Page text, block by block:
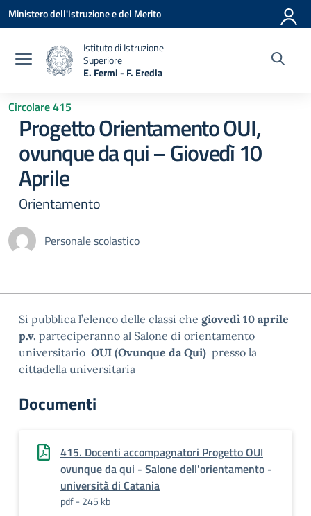
Vai ai contenuti
Vai al menu di navigazione
Vai al footer
Ministero dell'Istruzione e del Merito
Istituto di Istruzione
Superiore
E. Fermi - F. Eredia
Circolare 415
Progetto Orientamento OUI,
ovunque da qui – Giovedì 10
Aprile
Orientamento
Personale scolastico
Si pubblica l’elenco delle classi che giovedì 10 aprile
p.v. parteciperanno al Salone di orientamento
universitario OUI (Ovunque da Qui) presso la
cittadella universitaria
Documenti
415. Docenti accompagnatori Progetto OUI
ovunque da qui - Salone dell'orientamento -
università di Catania
pdf - 245 kb